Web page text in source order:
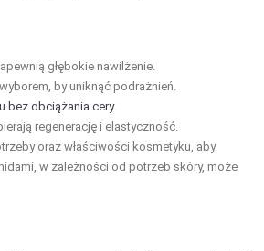
głębokie nawilżenie.
by uniknąć podrażnień.
bez obciążania cery.
regenerację i elastyczność.
oraz właściwości kosmetyku, aby
w zależności od potrzeb skóry, może